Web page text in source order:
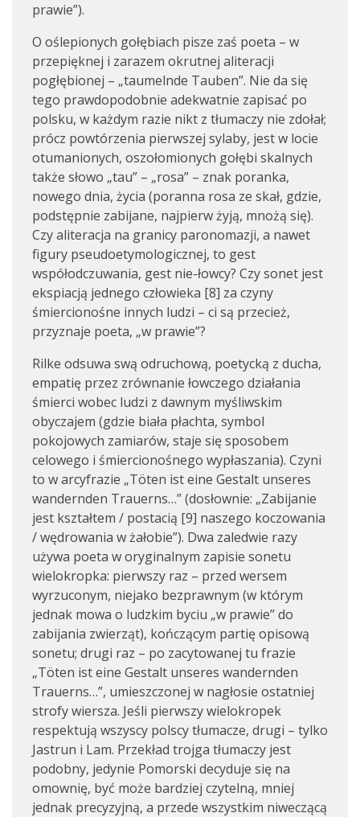
prawie”).
O oślepionych gołębiach pisze zaś poeta – w
przepięknej i zarazem okrutnej aliteracji
pogłębionej – „taumelnde Tauben”. Nie da się
tego prawdopodobnie adekwatnie zapisać po
polsku, w każdym razie nikt z tłumaczy nie zdołał;
prócz powtórzenia pierwszej sylaby, jest w locie
otumanionych, oszołomionych gołębi skalnych
także słowo „tau” – „rosa” – znak poranka,
nowego dnia, życia (poranna rosa ze skał, gdzie,
podstępnie zabijane, najpierw żyją, mnożą się).
Czy aliteracja na granicy paronomazji, a nawet
figury pseudoetymologicznej, to gest
współodczuwania, gest nie-łowcy? Czy sonet jest
ekspiacją jednego człowieka [8] za czyny
śmiercionośne innych ludzi – ci są przecież,
przyznaje poeta, „w prawie”?
Rilke odsuwa swą odruchową, poetycką z ducha,
empatię przez zrównanie łowczego działania
śmierci wobec ludzi z dawnym myśliwskim
obyczajem (gdzie biała płachta, symbol
pokojowych zamiarów, staje się sposobem
celowego i śmiercionośnego wypłaszania). Czyni
to w arcyfrazie „Töten ist eine Gestalt unseres
wandernden Trauerns…” (dosłownie: „Zabijanie
jest kształtem / postacią [9] naszego koczowania
/ wędrowania w żałobie”). Dwa zaledwie razy
używa poeta w oryginalnym zapisie sonetu
wielokropka: pierwszy raz – przed wersem
wyrzuconym, niejako bezprawnym (w którym
jednak mowa o ludzkim byciu „w prawie” do
zabijania zwierząt), kończącym partię opisową
sonetu; drugi raz – po zacytowanej tu frazie
„Töten ist eine Gestalt unseres wandernden
Trauerns…”, umieszczonej w nagłosie ostatniej
strofy wiersza. Jeśli pierwszy wielokropek
respektują wszyscy polscy tłumacze, drugi – tylko
Jastrun i Lam. Przekład trojga tłumaczy jest
podobny, jedynie Pomorski decyduje się na
omownię, być może bardziej czytelną, mniej
jednak precyzyjną, a przede wszystkim niweczącą